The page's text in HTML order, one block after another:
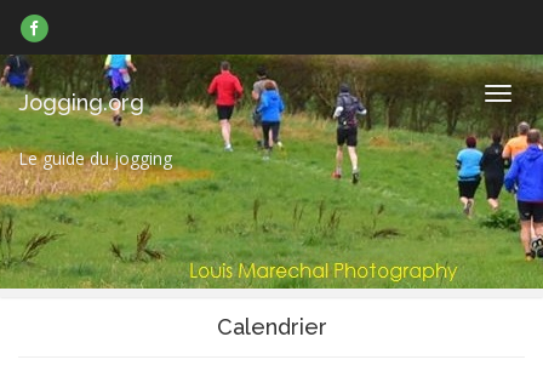
sur
Facebook
Jogging.org
Le guide du jogging
Calendrier